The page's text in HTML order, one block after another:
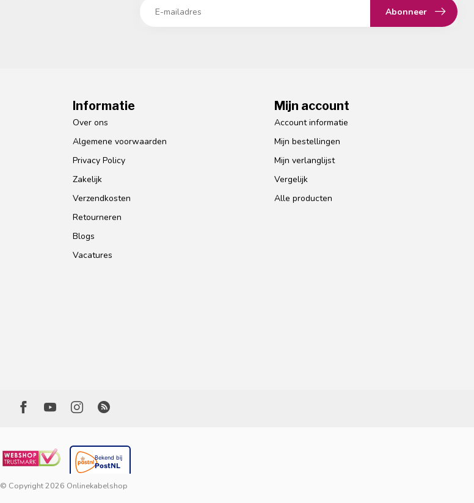
Abonneer
Informatie
Over ons
Algemene voorwaarden
Privacy Policy
Zakelijk
Verzendkosten
Retourneren
Blogs
Vacatures
Mijn account
Account informatie
Mijn bestellingen
Mijn verlanglijst
Vergelijk
Alle producten
© Copyright 2026 Onlinekabelshop